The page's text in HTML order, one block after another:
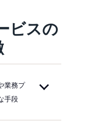
ビスの
業務プ
手段